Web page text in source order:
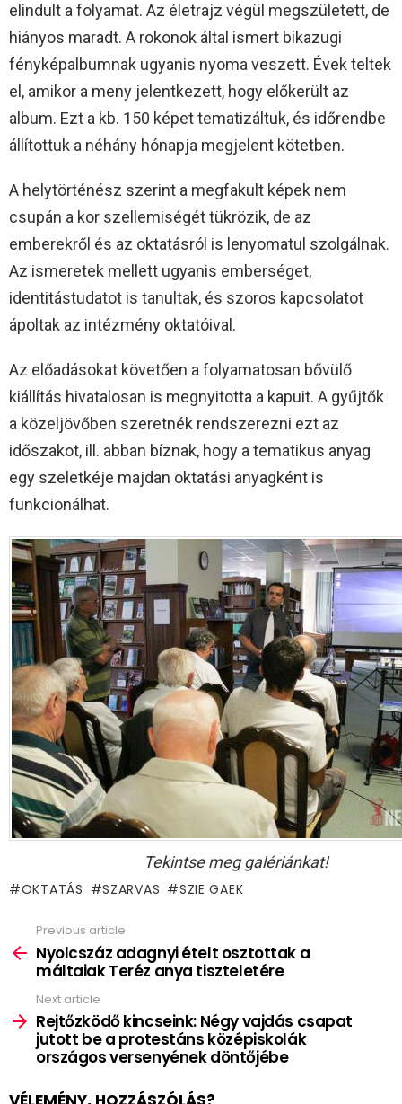
elindult a folyamat. Az életrajz végül megszületett, de
hiányos maradt. A rokonok által ismert bikazugi
fényképalbumnak ugyanis nyoma veszett. Évek teltek
el, amikor a meny jelentkezett, hogy előkerült az
album. Ezt a kb. 150 képet tematizáltuk, és időrendbe
állítottuk a néhány hónapja megjelent kötetben.
A helytörténész szerint a megfakult képek nem
csupán a kor szellemiségét tükrözik, de az
emberekről és az oktatásról is lenyomatul szolgálnak.
Az ismeretek mellett ugyanis emberséget,
identitástudatot is tanultak, és szoros kapcsolatot
ápoltak az intézmény oktatóival.
Az előadásokat követően a folyamatosan bővülő
kiállítás hivatalosan is megnyitotta a kapuit. A gyűjtők
a közeljövőben szeretnék rendszerezni ezt az
időszakot, ill. abban bíznak, hogy a tematikus anyag
egy szeletkéje majdan oktatási anyagként is
funkcionálhat.
Tekintse meg galériánkat!
OKTATÁS SZARVAS SZIE GAEK
more
Previous article
Nyolcszáz adagnyi ételt osztottak a
máltaiak Teréz anya tiszteletére
Next article
Rejtőzködő kincseink: Négy vajdás csapat
jutott be a protestáns középiskolák
országos versenyének döntőjébe